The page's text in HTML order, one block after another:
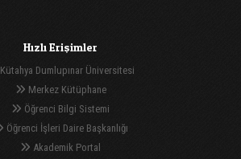
Hızlı Erişimler
Kütahya Dumlupınar Üniversitesi
Merkez Kütüphane
Öğrenci Bilgi Sistemi
Öğrenci İşleri Daire Başkanlığı
Akademik Portal